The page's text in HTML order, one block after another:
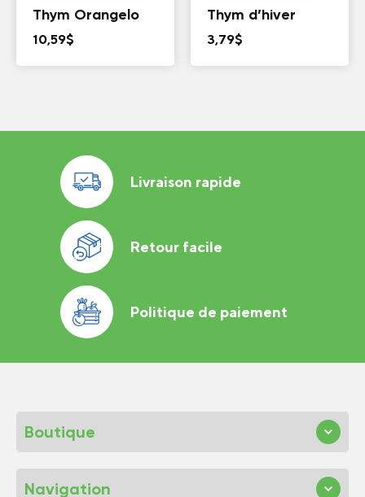
Thym Orangelo
10,59$
Thym d’hiver
3,79$
Livraison rapide
Retour facile
Politique de paiement
Boutique
Navigation